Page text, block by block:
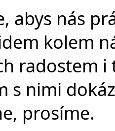
abys nás
kolem
radostem
s nimi
prosíme.